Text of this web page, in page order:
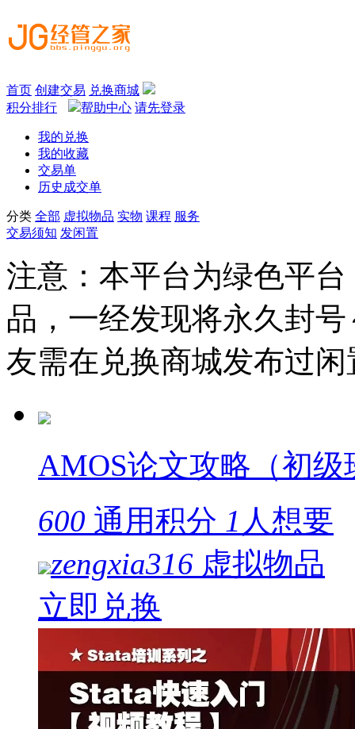
首页 创建交易 兑换商城
积分排行
帮助中心 请先登录
我的兑换
我的收藏
交易单
历史成交单
分类 全部 虚拟物品 实物 课程 服务
交易须知 发闲置
注意：本平台为绿色平
品，一经发现将永久封
友需在兑换商城发布过
AMOS论文攻略（初级
600 通用积分 1 人想要
zengxia316 虚拟物品
立即兑换